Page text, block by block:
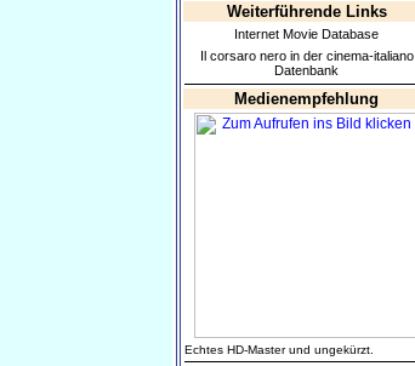
Weiterführende Links
Internet Movie Database
Il corsaro nero in der cinema-italiano
Datenbank
Medienempfehlung
Echtes HD-Master und ungekürzt.